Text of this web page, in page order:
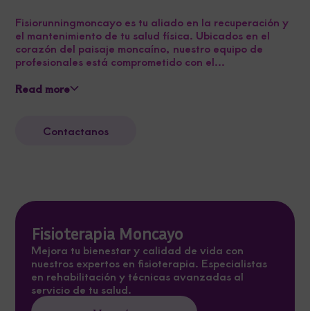
Fisiorunningmoncayo es tu aliado en la recuperación y
el mantenimiento de tu salud física. Ubicados en el
corazón del paisaje moncaíno, nuestro equipo de
profesionales está comprometido con el...
Read more
Contactanos
Fisioterapia Moncayo
Mejora tu bienestar y calidad de vida con
nuestros expertos en fisioterapia. Especialistas
en rehabilitación y técnicas avanzadas al
servicio de tu salud.